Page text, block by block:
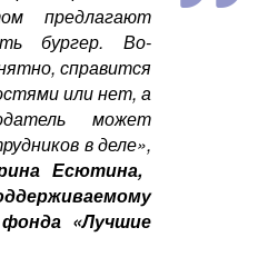
предлагают
бургер. Во-
справится
или нет, а
может
в деле»,
Есютина,
«Лучшие